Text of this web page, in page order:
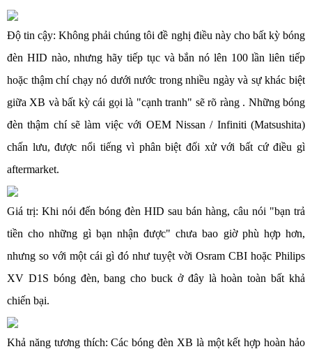
Độ tin cậy: Không phải chúng tôi đề nghị điều này cho bất kỳ bóng
đèn HID nào, nhưng hãy tiếp tục và bắn nó lên 100 lần liên tiếp
hoặc thậm chí chạy nó dưới nước trong nhiều ngày và sự khác biệt
giữa XB và bất kỳ cái gọi là "cạnh tranh" sẽ rõ ràng . Những bóng
đèn thậm chí sẽ làm việc với OEM Nissan / Infiniti (Matsushita)
chấn lưu, được nổi tiếng vì phân biệt đối xử với bất cứ điều gì
aftermarket.
Giá trị: Khi nói đến bóng đèn HID sau bán hàng, câu nói "bạn trả
tiền cho những gì bạn nhận được" chưa bao giờ phù hợp hơn,
nhưng so với một cái gì đó như tuyệt vời Osram CBI hoặc Philips
XV D1S bóng đèn, bang cho buck ở đây là hoàn toàn bất khả
chiến bại.
Khả năng tương thích: Các bóng đèn XB là một kết hợp hoàn hảo